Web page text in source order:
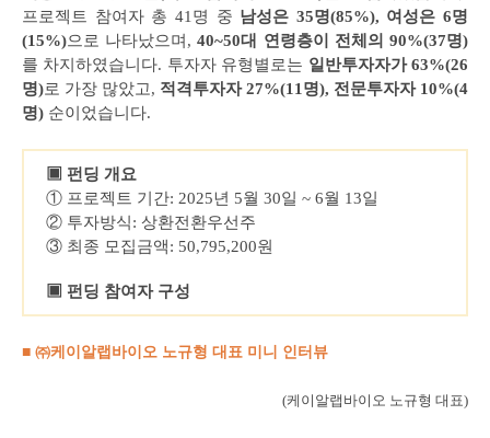
프로젝트 참여자 총 41명 중 남성은 35명(85%), 여성은 6명
(15%)으로 나타났으며,40~50대 연령층이 전체의 90%(37명)
를 차지하였습니다. 투자자 유형별로는 일반투자자가 63%(26
명)로 가장 많았고, 적격투자자 27%(11명), 전문투자자 10%(4
명) 순이었습니다.
▣ 펀딩 개요
① 프로젝트 기간: 2025년 5월 30일 ~ 6월 13일
② 투자방식: 상환전환우선주
③ 최종 모집금액: 50,795,200원
▣ 펀딩 참여자 구성
■ ㈜케이알랩바이오 노규형 대표 미니 인터뷰
(케이알랩바이오 노규형 대표)